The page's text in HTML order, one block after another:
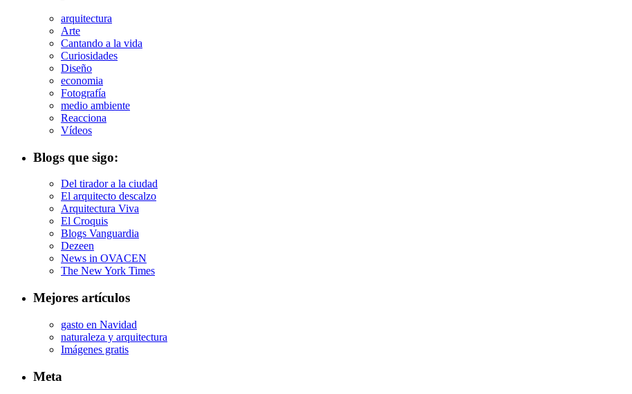
arquitectura
Arte
Cantando a la vida
Curiosidades
Diseño
economia
Fotografía
medio ambiente
Reacciona
Vídeos
Blogs que sigo:
Del tirador a la ciudad
El arquitecto descalzo
Arquitectura Viva
El Croquis
Blogs Vanguardia
Dezeen
News in OVACEN
The New York Times
Mejores artículos
gasto en Navidad
naturaleza y arquitectura
Imágenes gratis
Meta